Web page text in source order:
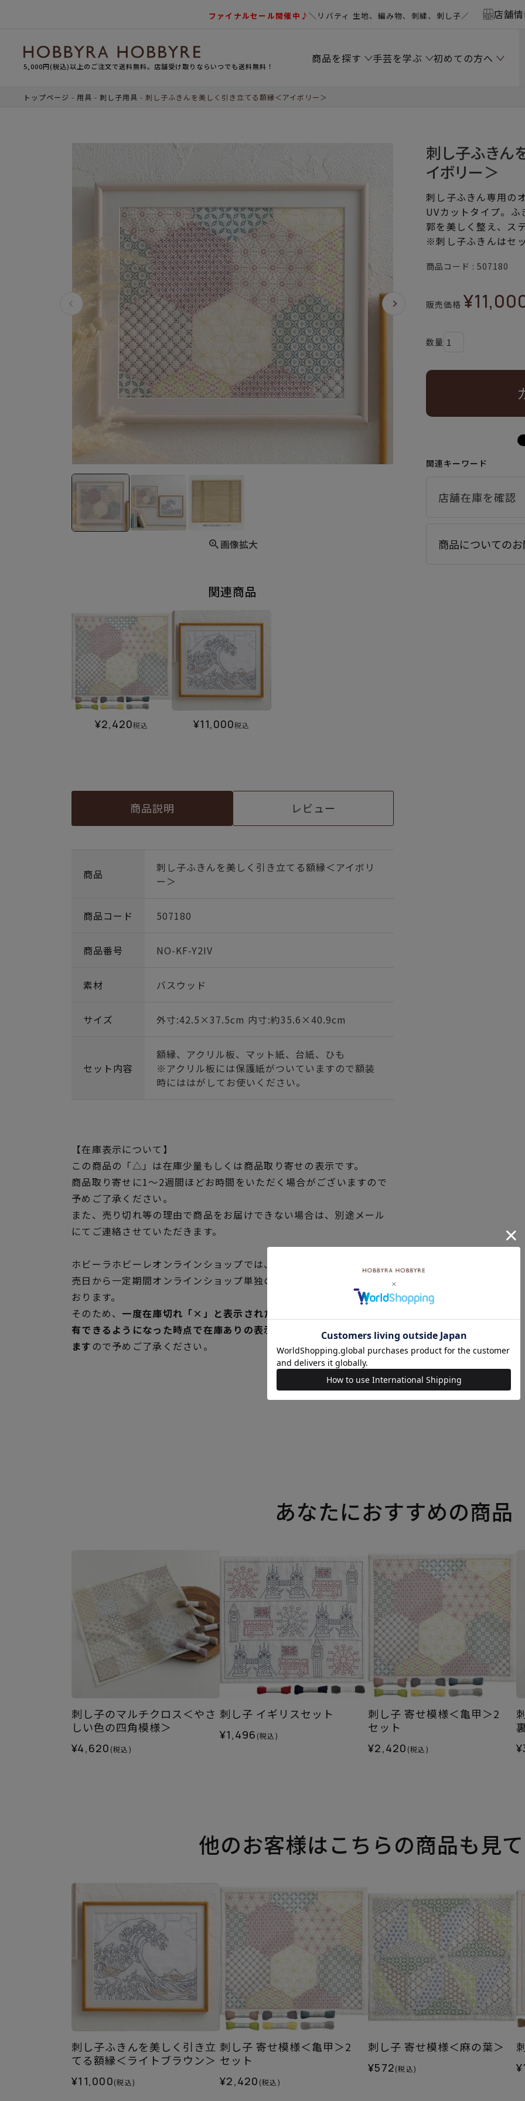
ファイナルセール開催中♪＼リバティ 生地、編み物、刺繍、刺し子／ 店舗
5,000円(税込)以上のご注文で送料無料。店舗受け取りならいつでも送料無料！
商品を探す 手芸を学ぶ 初めての方へ
トップページ 用具 刺し子用具 刺し子ふきんを美しく引き立てる額縁＜アイボリー＞
画像拡大
関連商品
¥2,420税込 ¥11,000税込
商品説明 レビュー
商品
刺し子ふきんを美しく引き立てる額縁＜アイボリ
ー＞
商品コード 507180
商品番号 NO-KF-Y2IV
素材 バスウッド
サイズ 外寸:42.5×37.5cm 内寸:約35.6×40.9cm
セット内容
額縁、アクリル板、マット紙、台紙、ひも
※アクリル板には保護紙がついていますので額装
時にははがしてお使いください。
【在庫表示について】
この商品の「△」は在庫少量もしくは商品取り寄せの表示です。
商品取り寄せに1～2週間ほどお時間をいただく場合がございますので
予めご了承ください。
また、売り切れ等の理由で商品をお届けできない場合は、別途メール
にてご連絡させていただきます。
ホビーラホビーレオンラインショップでは、新発売の商品に限り、 発
売日から一定期間オンラインショップ単独の在庫にてご提供いたして
おります。
そのため、 一度在庫切れ「×」と表示された商品が実店舗と在庫を共
有できるようになった時点で在庫ありの表示へと変わる場合がござい
ます ので予めご了承ください。
刺し子ふきん
イボリー＞
刺し子ふきん専用の
UVカットタイプ。
郭を美しく整え、ス
※刺し子ふきんはセ
商品コード 507180
販売価格 ¥
関連キーワード
商品についての
あなたにおすすめの商品
刺し子のマルチクロス＜やさ
しい色の四角模様＞
¥4,620 (税込)
刺し子 イギリスセット
¥1,496 (税込)
刺し子 寄せ模様＜亀甲＞2
セット
¥2,420 (税込)
他のお客様はこちらの商品も見
刺し子ふきんを美しく引き立
てる額縁＜ライトブラウン＞
¥11,000(税込)
刺し子 寄せ模様＜亀甲＞2
セット
¥2,420 (税込)
刺し子 寄せ模様＜麻の葉＞
¥572(税込)